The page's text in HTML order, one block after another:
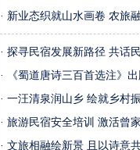
· 新业态织就山水画卷 农旅
· 探寻民宿发展新路径 共话
· 《蜀道唐诗三百首选注》
· 一汪清泉润山乡 绘就乡村
· 旅游民宿安全培训 激活曾
· 文旅相融绘新景 且以诗意